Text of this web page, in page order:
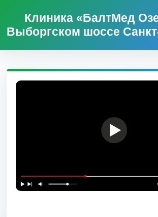
Клиника «БалтМед
Выборгском шоссе